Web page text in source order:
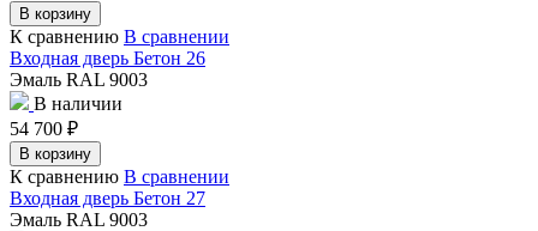
В корзину
К сравнению В сравнении
Входная дверь Бетон 26
Эмаль RAL 9003
В наличии
54 700 ₽
В корзину
К сравнению В сравнении
Входная дверь Бетон 27
Эмаль RAL 9003